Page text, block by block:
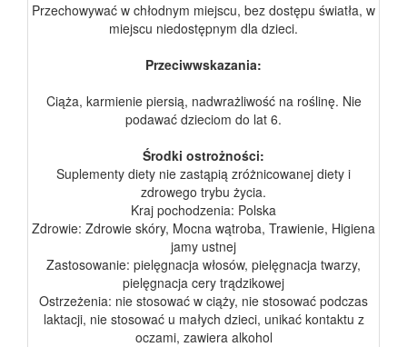
Przechowywać w chłodnym miejscu, bez dostępu światła, w
miejscu niedostępnym dla dzieci.
Przeciwwskazania:
Ciąża, karmienie piersią, nadwrażliwość na roślinę. Nie
podawać dzieciom do lat 6.
Środki ostrożności:
Suplementy diety nie zastąpią zróżnicowanej diety i
zdrowego trybu życia.
Kraj pochodzenia: Polska
Zdrowie: Zdrowie skóry, Mocna wątroba, Trawienie, Higiena
jamy ustnej
Zastosowanie: pielęgnacja włosów, pielęgnacja twarzy,
pielęgnacja cery trądzikowej
Ostrzeżenia: nie stosować w ciąży, nie stosować podczas
laktacji, nie stosować u małych dzieci, unikać kontaktu z
oczami, zawiera alkohol